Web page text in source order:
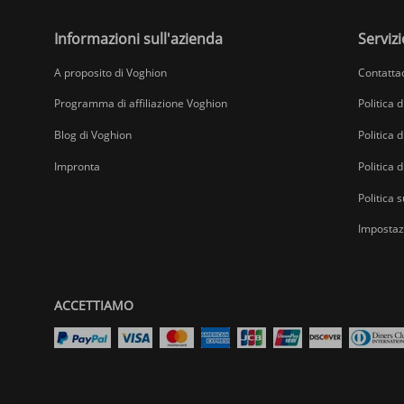
Informazioni sull'azienda
A proposito di Voghion
Programma di affiliazione Voghion
Blog di Voghion
Impronta
Politica
Politica
Politica
Politica
ACCETTIAMO